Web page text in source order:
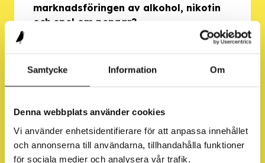
Samtycke Information Om
Denna webbplats använder cookies
Vi använder enhetsidentifierare för att anpassa innehållet
och annonserna till användarna, tillhandahålla funktioner
för sociala medier och analysera vår trafik.
marknadsföringen av alkohol, nikotin
och spel om pengar?
reklamen?